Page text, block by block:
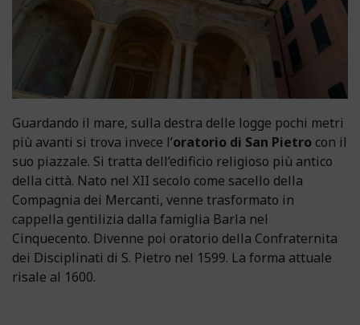
Guardando il mare, sulla destra delle logge pochi metri
più avanti si trova invece l’oratorio di San Pietro con il
suo piazzale. Si tratta dell’edificio religioso più antico
della città. Nato nel XII secolo come sacello della
Compagnia dei Mercanti, venne trasformato in
cappella gentilizia dalla famiglia Barla nel
Cinquecento. Divenne poi oratorio della Confraternita
dei Disciplinati di S. Pietro nel 1599. La forma attuale
risale al 1600.